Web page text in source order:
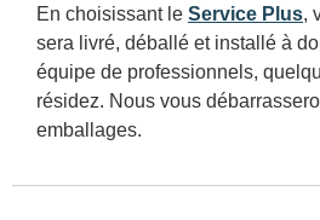
En choisissant le Service Plus,
sera livré, déballé et installé à
équipe de professionnels,
résidez. Nous vous
emballages.